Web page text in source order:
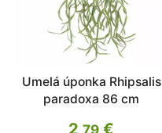
Umelá úponka Rhipsalis
paradoxa 86 cm
2,79 €